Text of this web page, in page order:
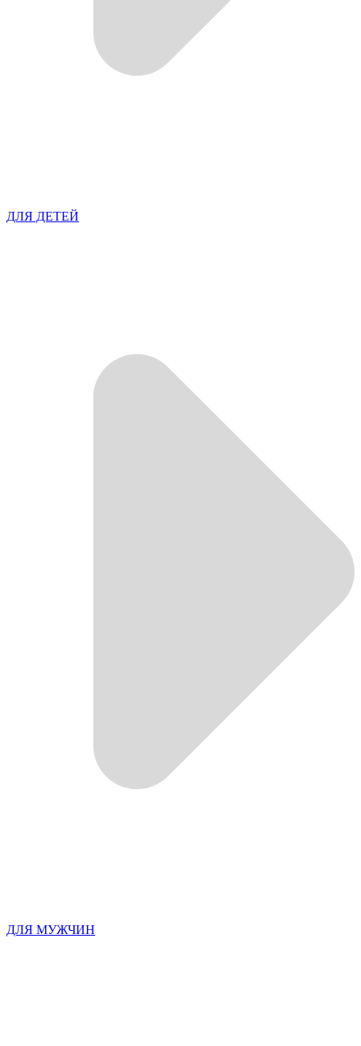
ДЛЯ ДЕТЕЙ
ДЛЯ МУЖЧИН